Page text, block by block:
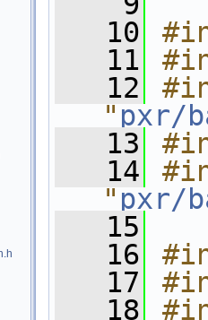
   10
   11
   12
" pxr/
   13
   14
" pxr/
   15
   16
   17
   18